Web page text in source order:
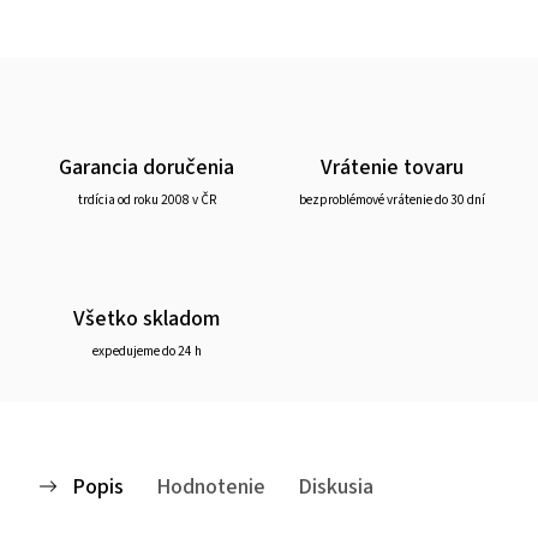
Garancia doručenia
trdícia od roku 2008 v ČR
Vrátenie tovaru
bezproblémové vrátenie do 30 dní
Všetko skladom
expedujeme do 24 h
Popis Hodnotenie Diskusia